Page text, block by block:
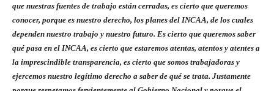
que nuestras fuentes de trabajo están cerradas, es cierto que queremos
conocer, porque es nuestro derecho, los planes del INCAA, de los cuales
dependen nuestro trabajo y nuestro futuro. Es cierto que queremos saber
qué pasa en el INCAA, es cierto que estaremos atentas, atentos y atentes a
la imprescindible transparencia, es cierto que somos trabajadoras y
ejercemos nuestro legítimo derecho a saber de qué se trata. Justamente